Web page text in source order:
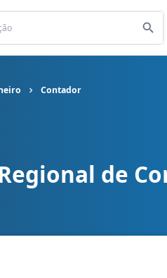
Contador
Rio de Janeiro cargo Contador
de